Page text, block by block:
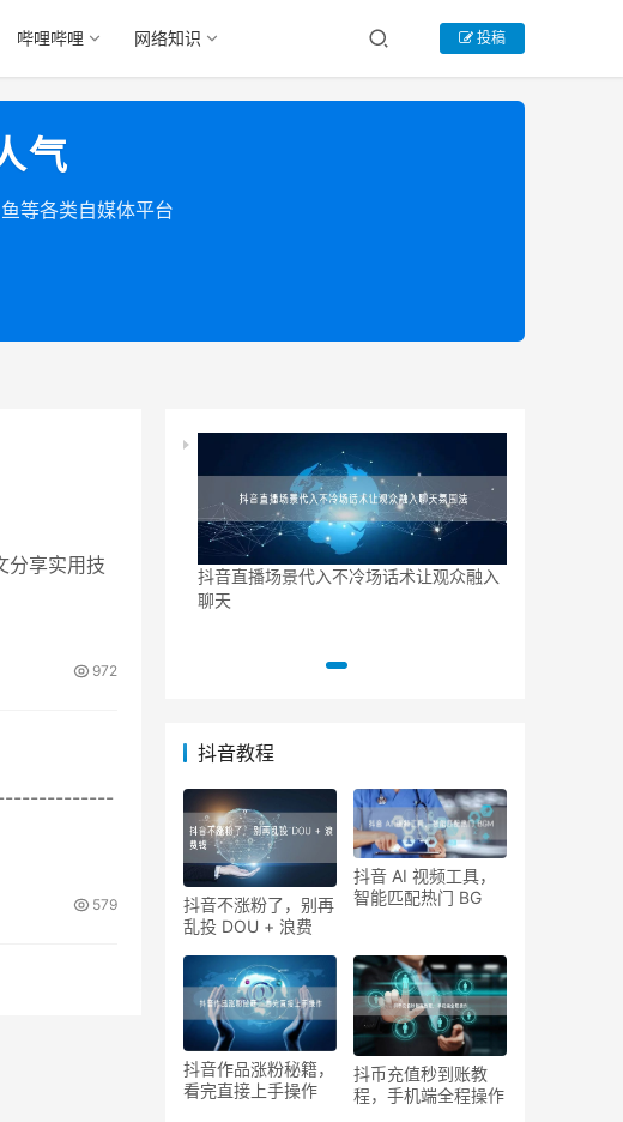
哔哩哔哩 网络知识 投稿
气
等各类自媒体平台
分享实用技
972
579
抖音直播场景代入不冷场话术让观众融入
聊天
抖音教程
抖音不涨粉了，别再
乱投 DOU + 浪费
抖音 AI 视频工具，
智能匹配热门 BG
抖音作品涨粉秘籍，
看完直接上手操作
抖币充值秒到账教
程，手机端全程操作